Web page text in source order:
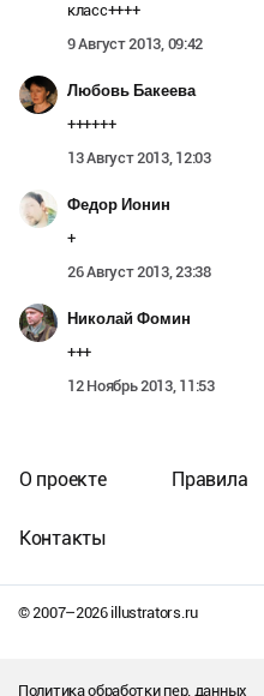
класс++++
9 Август 2013, 09:42
Любовь Бакеева
++++++
13 Август 2013, 12:03
Федор Ионин
+
26 Август 2013, 23:38
Николай Фомин
+++
12 Ноябрь 2013, 11:53
© 2007–2026illustrators.ru
О проекте Правила
Контакты
Политика обработки пер. данных